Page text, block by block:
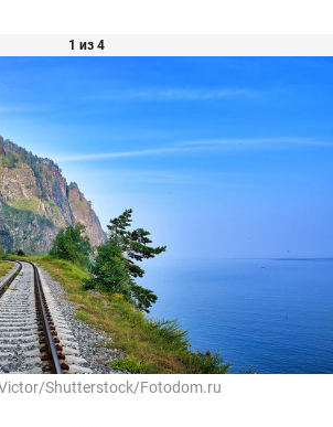
1 из 4
Shutterstock/Fotodom.ru